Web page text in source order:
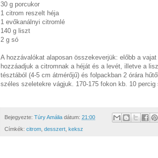
30 g porcukor
1 citrom reszelt héja
1 evőkanálnyi citromlé
140 g liszt
2 g só
A hozzávalókat alaposan összekeverjük: előbb a
hozzáadjuk a citromnak a héját és a levét, illetve a
tésztából (4-5 cm átmérőjű) és folpackban 2 órára
széles szeletekre vágjuk. 170-175 fokon kb. 10 percig
Bejegyezte: Túry Amália dátum: 21:00
Címkék: citrom desszert keksz